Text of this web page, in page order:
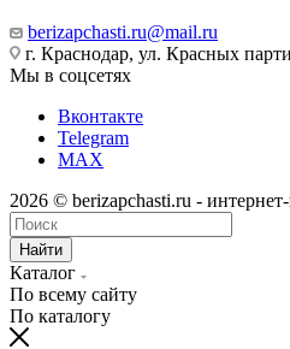
berizapchasti.ru@mail.ru
г. Краснодар, ул. Красных
Мы в соцсетях
Вконтакте
Telegram
MAX
2026 © berizapchasti.ru -
Найти
Каталог
По всему сайту
По каталогу